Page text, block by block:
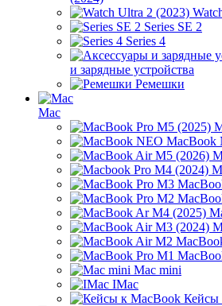
Series SE 2
Series 4
и зарядные устройства
Ремешки
Mac
MacBook
Mac mini
IMac
Кейсы